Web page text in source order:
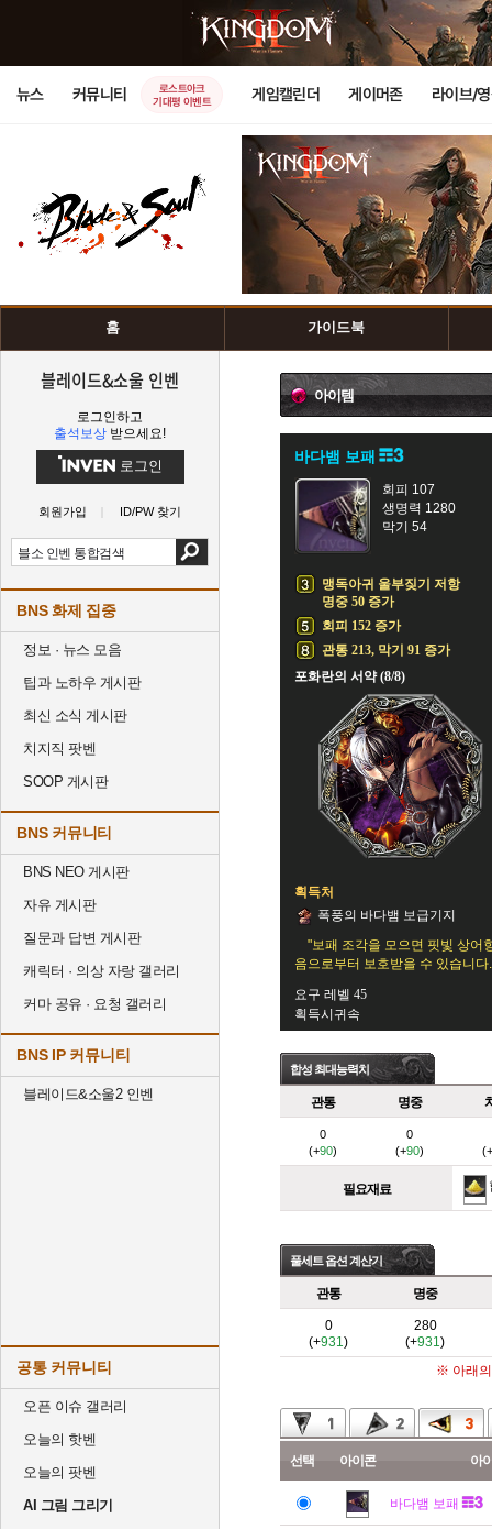
뉴스 커뮤니티
로스트아크
기대평 이벤트
게임캘린더 게이머존 라이브/
홈 가이드북
블레이드&소울 인벤
로그인하고
출석보상 받으세요!
로그인
회원가입 ID/PW 찾기
BNS 화제 집중
정보 · 뉴스 모음
팁과 노하우 게시판
최신 소식 게시판
치지직 팟벤
SOOP 게시판
BNS 커뮤니티
BNS NEO 게시판
자유 게시판
질문과 답변 게시판
캐릭터 · 의상 자랑 갤러리
커마 공유 · 요청 갤러리
BNS IP 커뮤니티
블레이드&소울2 인벤
공통 커뮤니티
오픈 이슈 갤러리
오늘의 핫벤
오늘의 팟벤
AI 그림 그리기
아이템
바다뱀 보패
회피 107
생명력 1280
막기 54
맹독아귀 울부짖기 저항
명중 50 증가
회피 152 증가
관통 213, 막기 91 증가
포화란의 서약 (8/8)
획득처
폭풍의 바다뱀 보급기지
"보패 조각을 모으면 핏빛 상어
음으로부터 보호받을 수 있습니다
요구 레벨 45
획득시귀속
합성 최대능력치
관통 명중
0
(+90)
0
(+90) (+
필요재료
풀세트 옵션 계산기
관통 명중
0
(+931)
280
(+931)
※ 아래의
선택 아이콘 아
바다뱀 보패